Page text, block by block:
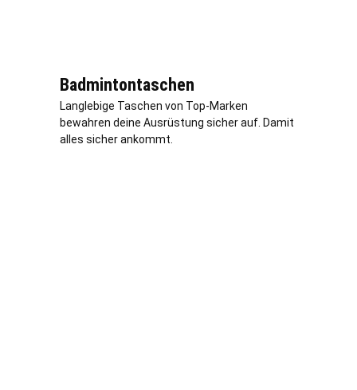
Badmintontaschen
Langlebige Taschen von Top-Marken
bewahren deine Ausrüstung sicher auf. Damit
alles sicher ankommt.